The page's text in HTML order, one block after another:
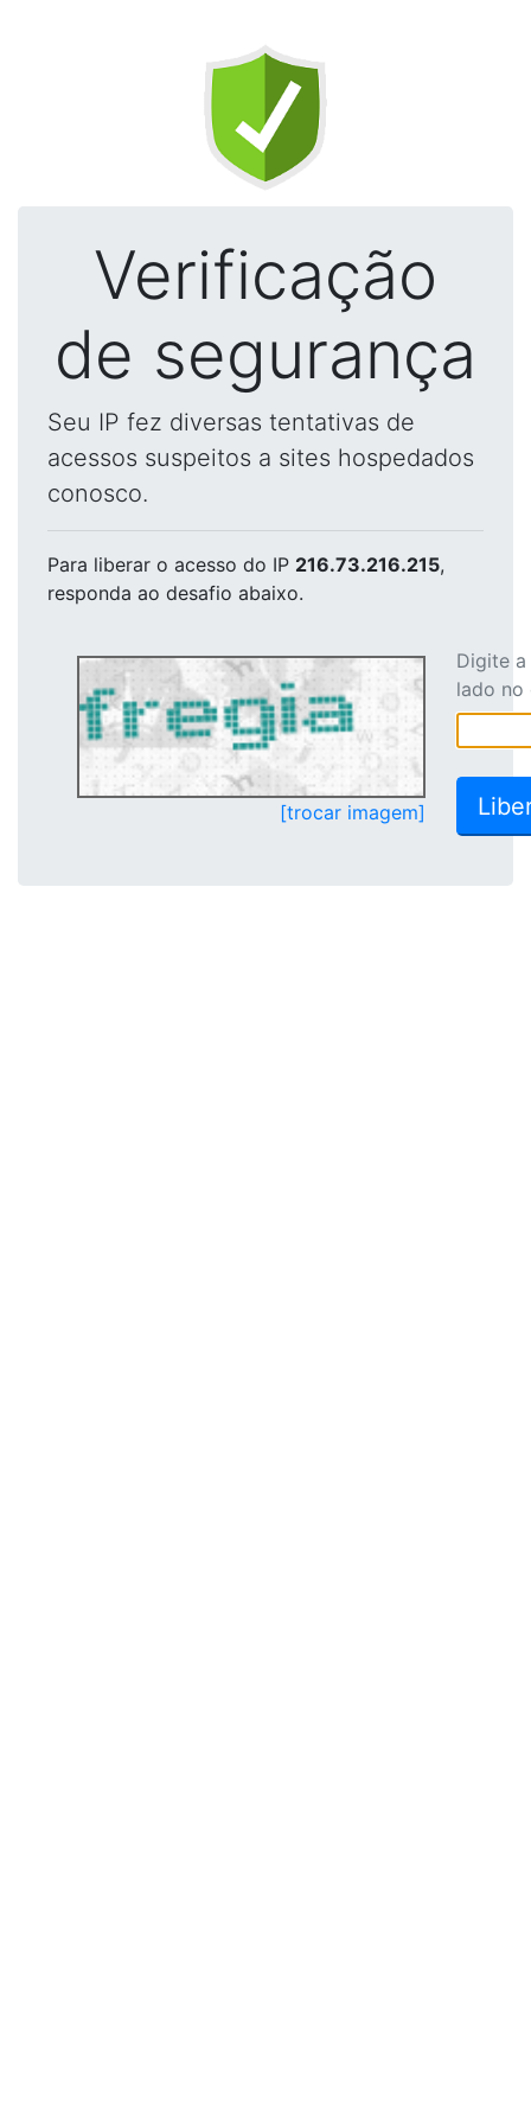
Verificação
de segurança
Seu IP fez diversas tentativas de
acessos suspeitos a sites hospedados
conosco.
Para liberar o acesso do IP 216.73.216.215,
responda ao desafio abaixo.
[trocar imagem]
Digite
lado no